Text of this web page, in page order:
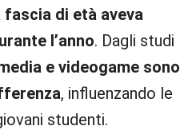
di età aveva
l’anno. Dagli studi
e videogame sono
, influenzando le
studenti.